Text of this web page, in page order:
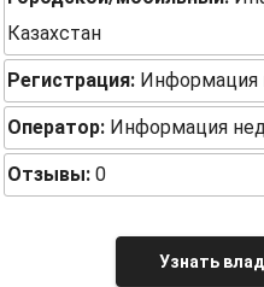
Казахстан
Регистрация: Информация
Оператор: Информация
Отзывы: 0
Узнать